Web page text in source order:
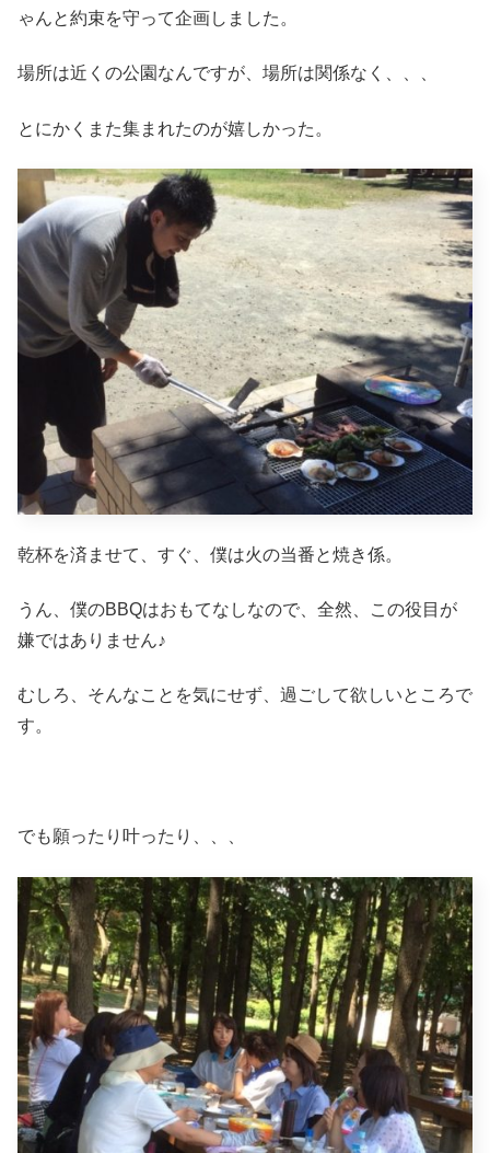
ゃんと約束を守って企画しました。
場所は近くの公園なんですが、場所は関係なく、、、
とにかくまた集まれたのが嬉しかった。
乾杯を済ませて、すぐ、僕は火の当番と焼き係。
うん、僕のBBQはおもてなしなので、全然、この役目が
嫌ではありません♪
むしろ、そんなことを気にせず、過ごして欲しいところで
す。
でも願ったり叶ったり、、、